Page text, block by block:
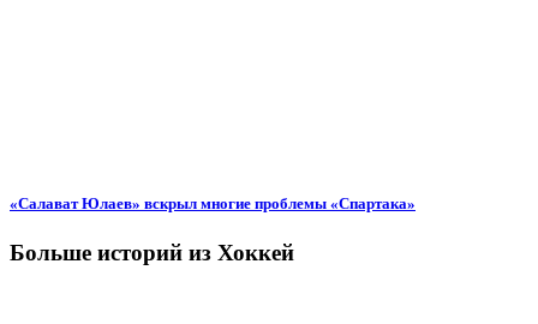
«Салават Юлаев» вскрыл многие проблемы «Спартака»
Больше историй из Хоккей